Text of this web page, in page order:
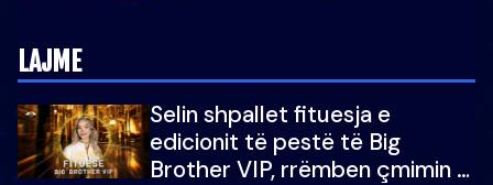
LAJME
Selin shpallet fituesja e
edicionit të pestë të Big
Brother VIP, rrëmben çmimin e